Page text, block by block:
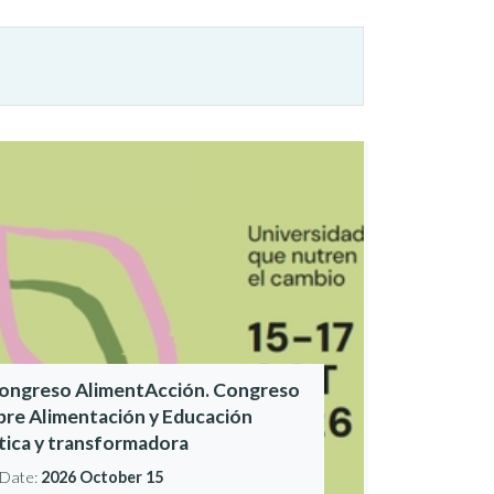
AlimentAcción. Congreso
Alimentación y Educación
y transformadora
Date: 2026 October 15